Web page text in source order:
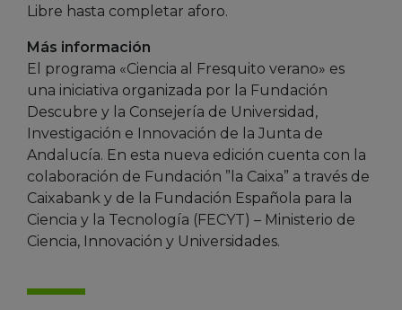
Libre hasta completar aforo.
Más información
El programa «Ciencia al Fresquito verano» es
una iniciativa organizada por la Fundación
Descubre y la Consejería de Universidad,
Investigación e Innovación de la Junta de
Andalucía. En esta nueva edición cuenta con la
colaboración de Fundación ”la Caixa” a través de
Caixabank y de la Fundación Española para la
Ciencia y la Tecnología (FECYT) – Ministerio de
Ciencia, Innovación y Universidades.